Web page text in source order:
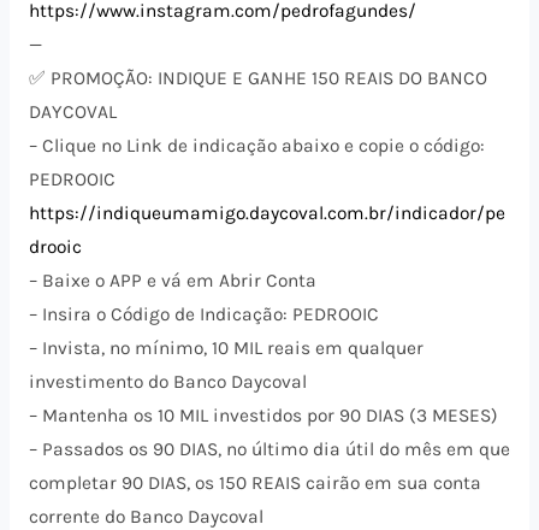
https://www.instagram.com/pedrofagundes/
—
✅ PROMOÇÃO: INDIQUE E GANHE 150 REAIS DO BANCO
DAYCOVAL
– Clique no Link de indicação abaixo e copie o código:
PEDROOIC
https://indiqueumamigo.daycoval.com.br/indicador/pe
drooic
– Baixe o APP e vá em Abrir Conta
– Insira o Código de Indicação: PEDROOIC
– Invista, no mínimo, 10 MIL reais em qualquer
investimento do Banco Daycoval
– Mantenha os 10 MIL investidos por 90 DIAS (3 MESES)
– Passados os 90 DIAS, no último dia útil do mês em que
completar 90 DIAS, os 150 REAIS cairão em sua conta
corrente do Banco Daycoval